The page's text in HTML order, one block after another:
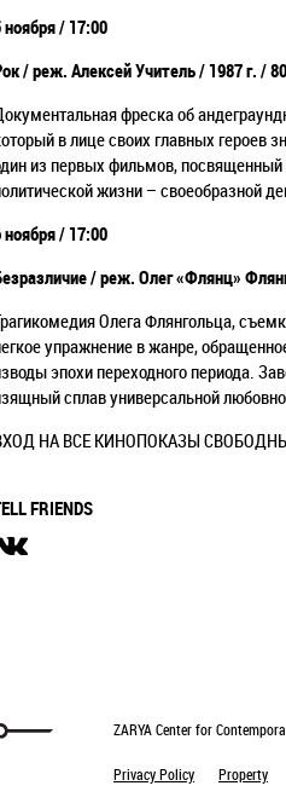
ноября / 17:00
/реж. Алексей Учитель / 1987 г. /
фреска об
в лице своих главных героев
из первых фильмов,
жизни – своеобразной
ноября / 17:00
/реж. Олег «Флянц»
Олега Флянгольца,
упражнение в жанре,
эпохи переходного периода.
сплав универсальной
НА ВСЕ КИНОПОКАЗЫ
FRIENDS
ZARYA Center for
Privacy Policy Property